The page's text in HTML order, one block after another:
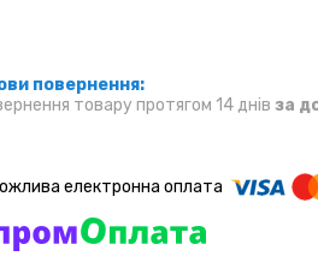
товару протягом 14 днів за